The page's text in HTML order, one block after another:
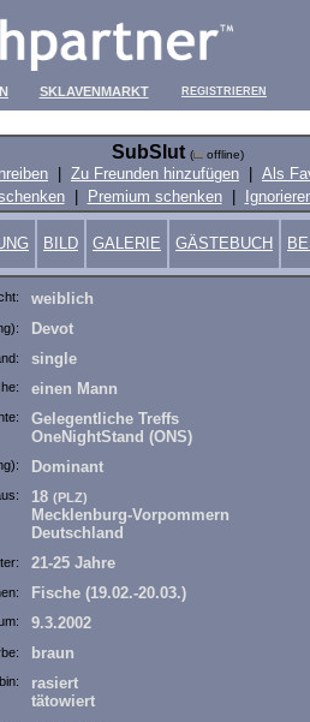
SKLAVENMARKT REGISTRIEREN
SubSlut ( offline)
Zu Freunden hinzufügen
Als
| Premium schenken|
BILD GALERIE GÄSTEBUCH
weiblich
Devot
single
einen Mann
Gelegentliche Treffs
OneNightStand (ONS)
Dominant
18 (PLZ)
Mecklenburg-Vorpommern
Deutschland
21-25 Jahre
Fische (19.02.-20.03.)
9.3.2002
braun
rasiert
tätowiert